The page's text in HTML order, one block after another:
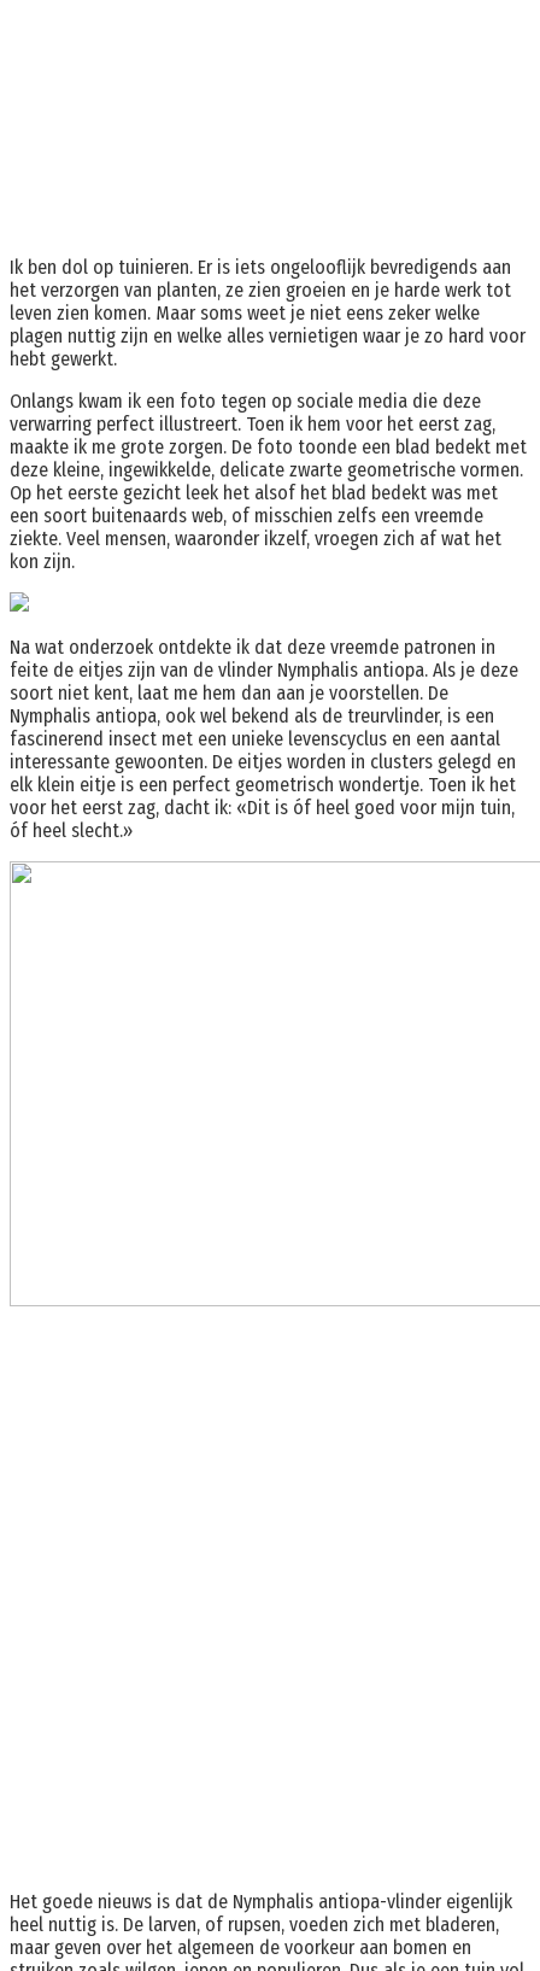
Ik ben dol op tuinieren. Er is iets ongelooflijk bevredigends aan
het verzorgen van planten, ze zien groeien en je harde werk tot
leven zien komen. Maar soms weet je niet eens zeker welke
plagen nuttig zijn en welke alles vernietigen waar je zo hard voor
hebt gewerkt.
Onlangs kwam ik een foto tegen op sociale media die deze
verwarring perfect illustreert. Toen ik hem voor het eerst zag,
maakte ik me grote zorgen. De foto toonde een blad bedekt met
deze kleine, ingewikkelde, delicate zwarte geometrische vormen.
Op het eerste gezicht leek het alsof het blad bedekt was met
een soort buitenaards web, of misschien zelfs een vreemde
ziekte. Veel mensen, waaronder ikzelf, vroegen zich af wat het
kon zijn.
Na wat onderzoek ontdekte ik dat deze vreemde patronen in
feite de eitjes zijn van de vlinder Nymphalis antiopa. Als je deze
soort niet kent, laat me hem dan aan je voorstellen. De
Nymphalis antiopa, ook wel bekend als de treurvlinder, is een
fascinerend insect met een unieke levenscyclus en een aantal
interessante gewoonten. De eitjes worden in clusters gelegd en
elk klein eitje is een perfect geometrisch wondertje. Toen ik het
voor het eerst zag, dacht ik: «Dit is óf heel goed voor mijn tuin,
óf heel slecht.»
Het goede nieuws is dat de Nymphalis antiopa-vlinder eigenlijk
heel nuttig is. De larven, of rupsen, voeden zich met bladeren,
maar geven over het algemeen de voorkeur aan bomen en